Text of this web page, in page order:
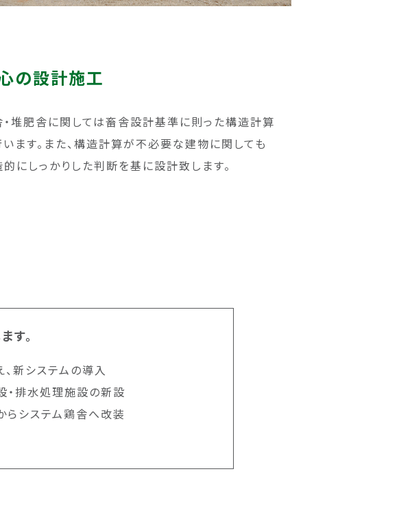
の設計施工
・堆肥舎に関しては畜舎設計基準に則った構造計算
います。また、構造計算が不必要な建物に関しても
にしっかりした判断を基に設計致します。
す。
、新システムの導入
・排水処理施設の新設
らシステム鶏舎へ改装